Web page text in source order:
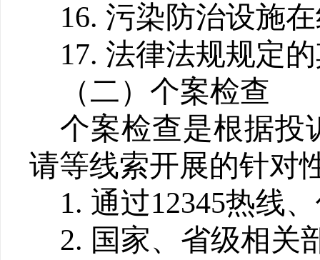
16. 污染防治设施
17. 法律法规规定
（二）个案检查
个案检查是根据投
请等线索开展的针对
1. 通过12345热线
2. 国家、省级相关